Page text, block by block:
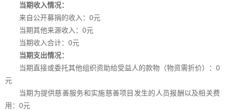
当期收入情况：
来自公开募捐的收入 ：0元
当期其他来源收入：0元
当期收入合计：0元
当期支出情况：
当期直接或委托其他组织资助给受益人的款物（物资需折价）： 0
元
当期为提供慈善服务和实施慈善项目 发生的人员报酬以及相关费
用： 0元